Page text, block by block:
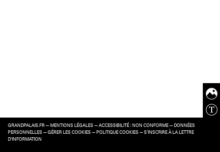
GRANDPALAIS.FR — MENTIONS LÉGALES — ACCESSIBILITÉ : NON CONFORME — DONNÉES
PERSONNELLES — GÉRER LES COOKIES — POLITIQUE COOKIES — S’INSCRIRE À LA LETTRE
D’INFORMATION